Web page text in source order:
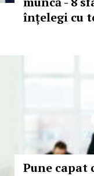
înțelegi cu
Pune